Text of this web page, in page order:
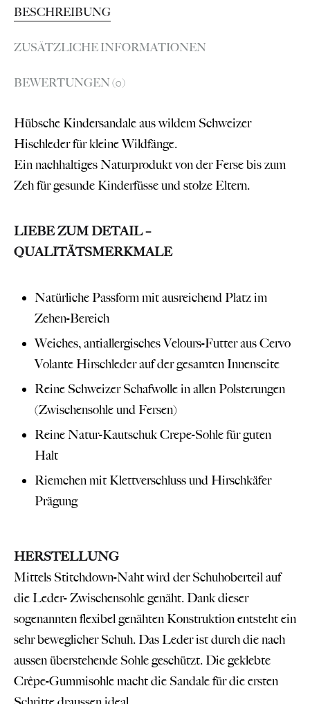
BESCHREIBUNG
ZUSÄTZLICHE INFORMATIONEN
BEWERTUNGEN (0)
Hübsche Kindersandale aus wildem Schweizer
Hischleder für kleine Wildfänge.
Ein nachhaltiges Naturprodukt von der Ferse bis zum
Zeh für gesunde Kinderfüsse und stolze Eltern.
LIEBE ZUM DETAIL –
QUALITÄTSMERKMALE
Natürliche Passform mit ausreichend Platz im
Zehen-Bereich
Weiches, antiallergisches Velours-Futter aus Cervo
Volante Hirschleder auf der gesamten Innenseite
Reine Schweizer Schafwolle in allen Polsterungen
(Zwischensohle und Fersen)
Reine Natur-Kautschuk Crepe-Sohle für guten
Halt
Riemchen mit Klettverschluss und Hirschkäfer
Prägung
HERSTELLUNG
Mittels Stitchdown-Naht wird der Schuhoberteil auf
die Leder- Zwischensohle genäht. Dank dieser
sogenannten flexibel genähten Konstruktion entsteht ein
sehr beweglicher Schuh. Das Leder ist durch die nach
aussen überstehende Sohle geschützt. Die geklebte
Crêpe-Gummisohle macht die Sandale für die ersten